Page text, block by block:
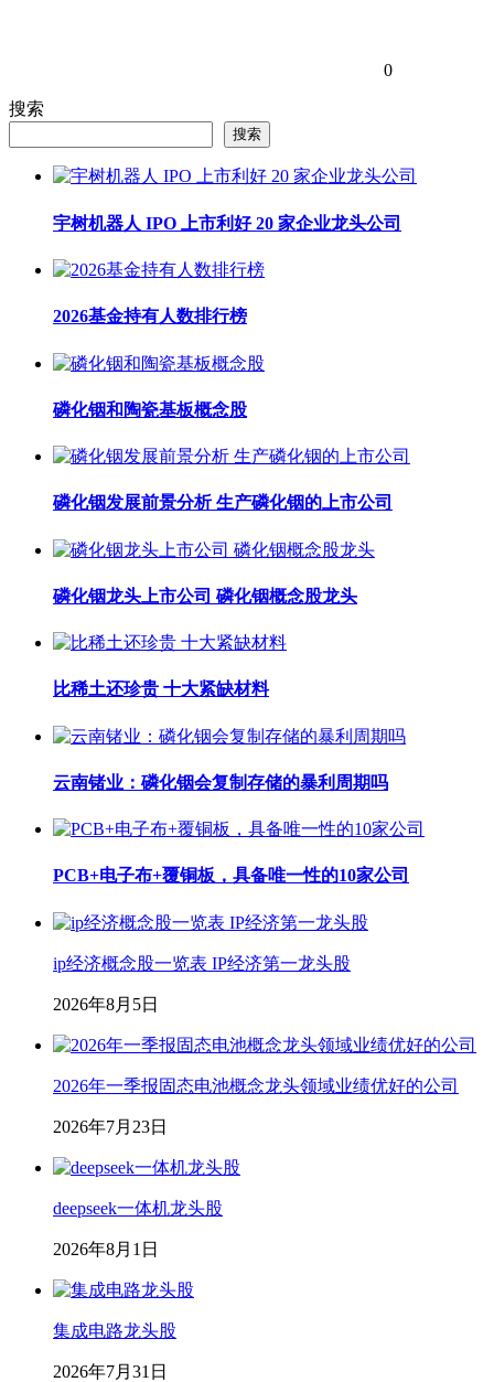
0
搜索
搜索
宇树机器人 IPO 上市利好 20 家企业龙头公司
2026基金持有人数排行榜
磷化铟和陶瓷基板概念股
磷化铟发展前景分析 生产磷化铟的上市公司
磷化铟龙头上市公司 磷化铟概念股龙头
比稀土还珍贵 十大紧缺材料
云南锗业：磷化铟会复制存储的暴利周期吗
PCB+电子布+覆铜板，具备唯一性的10家公司
ip经济概念股一览表 IP经济第一龙头股
2026年8月5日
2026年一季报固态电池概念龙头领域业绩优好的公司
2026年7月23日
deepseek一体机龙头股
2026年8月1日
集成电路龙头股
2026年7月31日